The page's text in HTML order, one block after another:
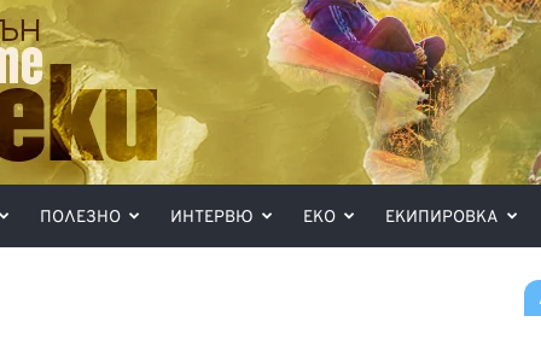
ПОЛЕЗНО ИНТЕРВЮ ЕКО ЕКИПИРОВКА